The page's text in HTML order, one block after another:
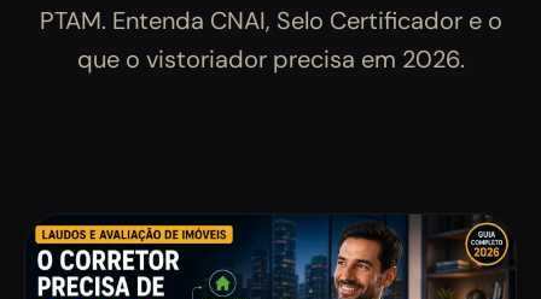
PTAM. Entenda CNAI, Selo Certificador e o
que o vistoriador precisa em 2026.